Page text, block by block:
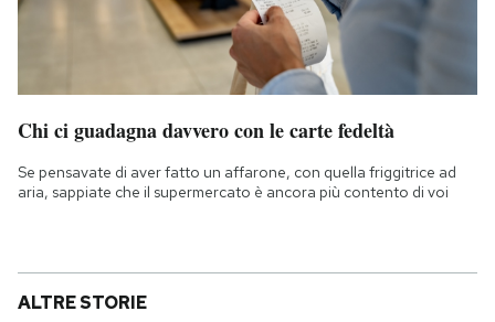
Chi ci guadagna davvero con le carte fedeltà
Se pensavate di aver fatto un affarone, con quella friggitrice ad
aria, sappiate che il supermercato è ancora più contento di voi
ALTRE STORIE